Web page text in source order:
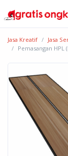
Jasa Kreatif Jasa
Pemasangan